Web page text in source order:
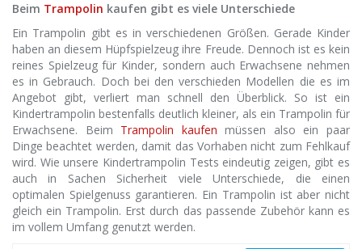
Beim Trampolin kaufen gibt es viele Unterschiede
Ein Trampolin gibt es in verschiedenen Größen. Gerade Kinder
haben an diesem Hüpfspielzeug ihre Freude. Dennoch ist es kein
reines Spielzeug für Kinder, sondern auch Erwachsene nehmen
es in Gebrauch. Doch bei den verschieden Modellen die es im
Angebot gibt, verliert man schnell den Überblick. So ist ein
Kindertrampolin bestenfalls deutlich kleiner, als ein Trampolin für
Erwachsene. Beim Trampolin kaufen müssen also ein paar
Dinge beachtet werden, damit das Vorhaben nicht zum Fehlkauf
wird. Wie unsere Kindertrampolin Tests eindeutig zeigen, gibt es
auch in Sachen Sicherheit viele Unterschiede, die einen
optimalen Spielgenuss garantieren. Ein Trampolin ist aber nicht
gleich ein Trampolin. Erst durch das passende Zubehör kann es
im vollem Umfang genutzt werden.